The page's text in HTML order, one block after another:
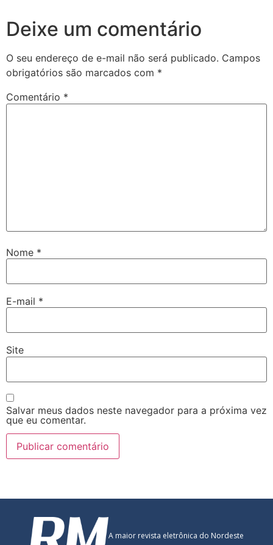
Deixe um comentário
O seu endereço de e-mail não será publicado. Campos
obrigatórios são marcados com *
Comentário *
Nome *
E-mail *
Site
Salvar meus dados neste navegador para a próxima vez
que eu comentar.
A maior revista eletrônica do Nordeste